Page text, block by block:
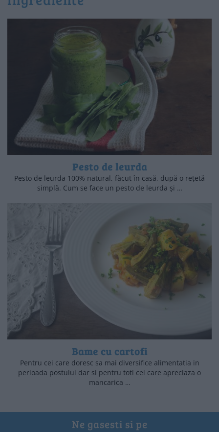
Pesto de leurda
Pesto de leurda 100% natural, făcut în casă, după o rețetă
simplă. Cum se face un pesto de leurda și …
Bame cu cartofi
Pentru cei care doresc sa mai diversifice alimentatia in
perioada postului dar si pentru toti cei care apreciaza o
mancarica …
Ne gasesti si pe